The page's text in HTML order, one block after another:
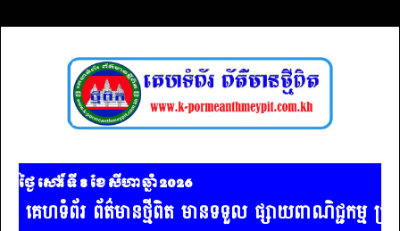
ថ្ងៃ សៅរ៍ ទី 8​ ខែ សីហា ឆ្នាំ 2026
ហទំព័រ ព័ត៌មានថ្មីពិត មានទទួល ផ្សាយពាណិជ្ជកម្ម គ្រ